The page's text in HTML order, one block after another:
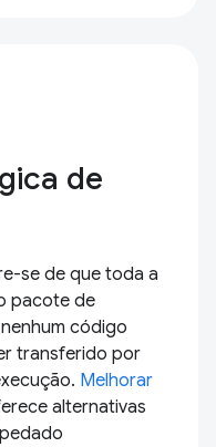
de
se de que toda a
pacote de
código
transferido por
Melhorar
alternativas